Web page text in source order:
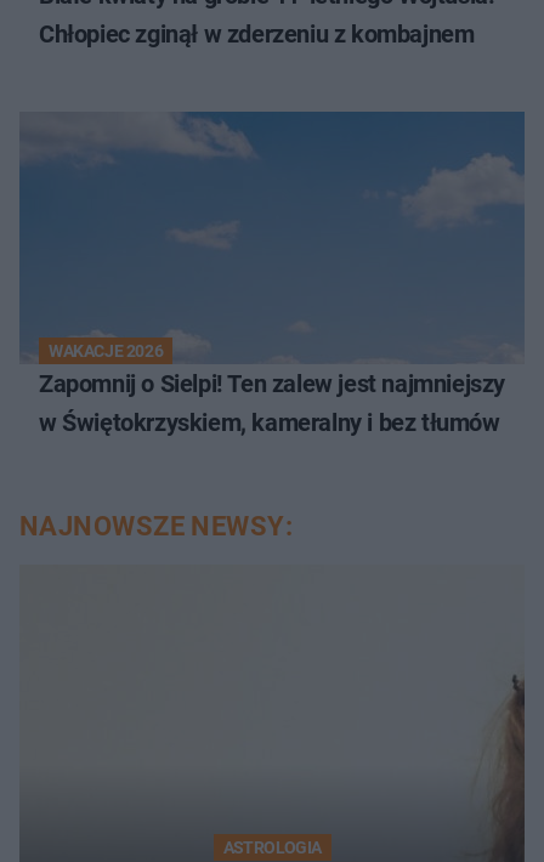
Chłopiec zginął w zderzeniu z kombajnem
WAKACJE 2026
Zapomnij o Sielpi! Ten zalew jest najmniejszy
w Świętokrzyskiem, kameralny i bez tłumów
NAJNOWSZE NEWSY:
ASTROLOGIA